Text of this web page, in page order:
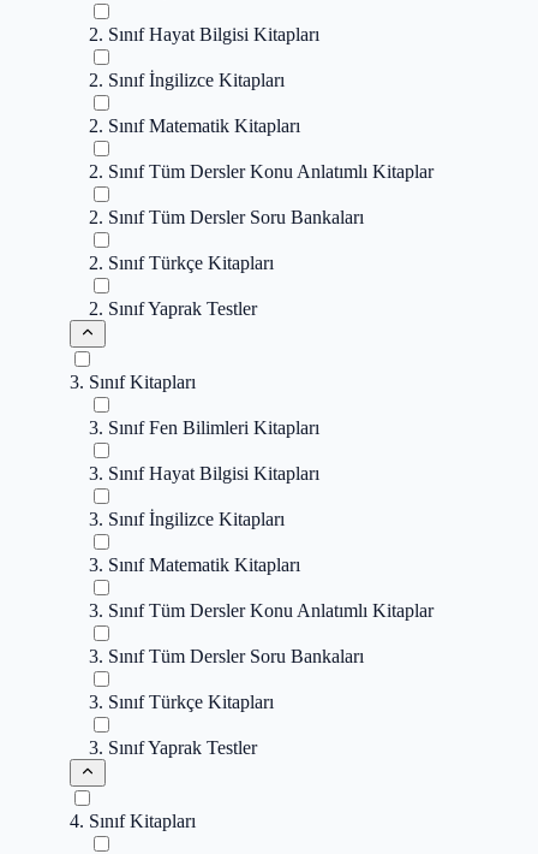
2. Sınıf Hayat Bilgisi Kitapları
2. Sınıf İngilizce Kitapları
2. Sınıf Matematik Kitapları
2. Sınıf Tüm Dersler Konu Anlatımlı Kitaplar
2. Sınıf Tüm Dersler Soru Bankaları
2. Sınıf Türkçe Kitapları
2. Sınıf Yaprak Testler
3. Sınıf Kitapları
3. Sınıf Fen Bilimleri Kitapları
3. Sınıf Hayat Bilgisi Kitapları
3. Sınıf İngilizce Kitapları
3. Sınıf Matematik Kitapları
3. Sınıf Tüm Dersler Konu Anlatımlı Kitaplar
3. Sınıf Tüm Dersler Soru Bankaları
3. Sınıf Türkçe Kitapları
3. Sınıf Yaprak Testler
4. Sınıf Kitapları